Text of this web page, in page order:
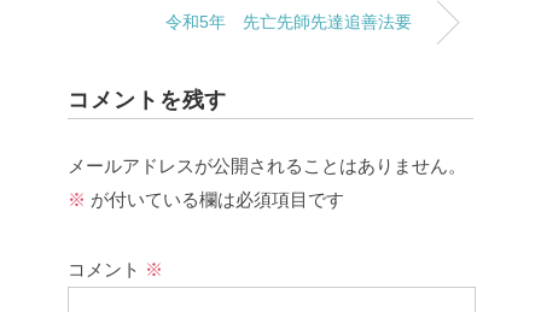
令和5年 先亡先師先達追善法要
コメントを残す
メールアドレスが公開されることはありません。
※ が付いている欄は必須項目です
コメント ※